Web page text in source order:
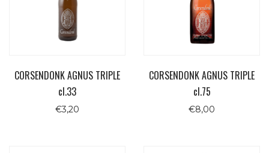
CORSENDONK AGNUS TRIPLE
cl.33
€3,20
CORSENDONK AGNUS TRIPLE
cl.75
€8,00